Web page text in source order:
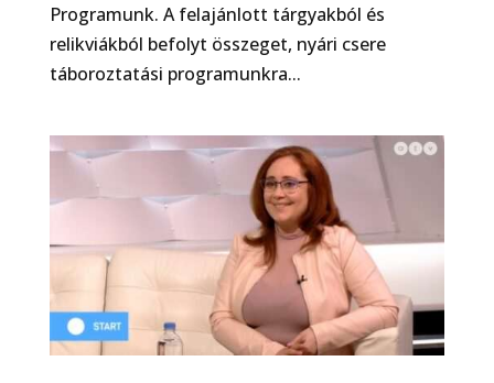
Programunk. A felajánlott tárgyakból és
relikviákból befolyt összeget, nyári csere
táboroztatási programunkra...